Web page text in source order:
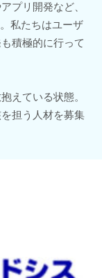
プリ開発など、
私たちはユーザ
積極的に行って
えている状態。
担う人材を募集